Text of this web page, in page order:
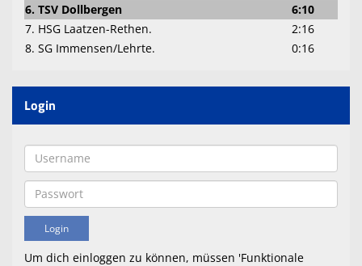
6. TSV Dollbergen
6:10
7. HSG Laatzen-Rethen.
2:16
8. SG Immensen/Lehrte.
0:16
Login
Um dich einloggen zu können, müssen 'Funktionale